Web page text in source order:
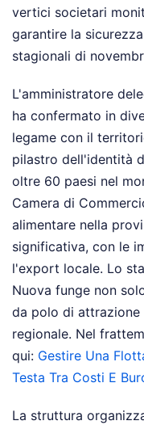
vertici societari
garantire la
stagionali di
L'amministratore
ha confermato in
legame con il
pilastro dell'identità
oltre 60 paesi nel
Camera di
alimentare nella
significativa, con le
l'export locale. Lo
Nuova funge non
da polo di
regionale. Nel
qui: Gestire Una
Testa Tra Costi E
La struttura